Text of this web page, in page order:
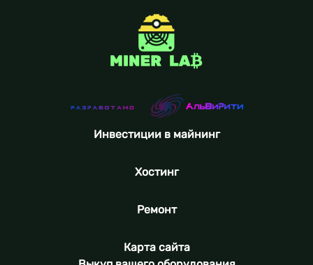
Инвестиции в майнинг
Хостинг
Ремонт
Карта сайта